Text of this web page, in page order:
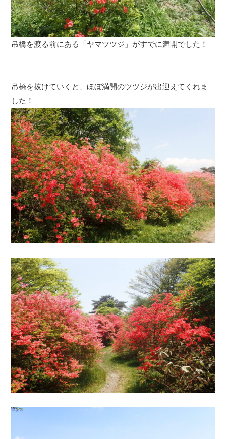
吊橋を渡る前にある「ヤマツツジ」がすでに満開でした！
吊橋を抜けていくと、ほぼ満開のツツジが出迎えてくれま
した！